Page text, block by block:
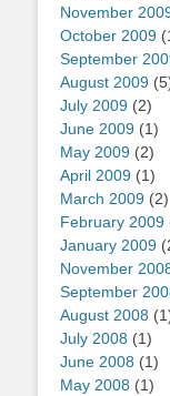
November
October 2009
September
August 2009
July 2009 (2)
June 2009 (1)
May 2009 (2)
April 2009 (1)
March 2009 (2)
February 2009
January 2009
November
September
August 2008
July 2008 (1)
June 2008 (1)
May 2008 (1)